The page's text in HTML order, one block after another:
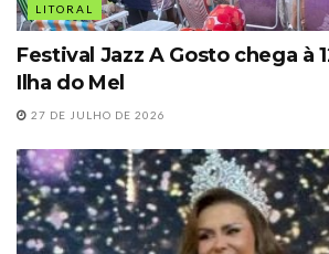
LITORAL
Festival Jazz A Gosto chega à
Ilha do Mel
27 DE JULHO DE 2026